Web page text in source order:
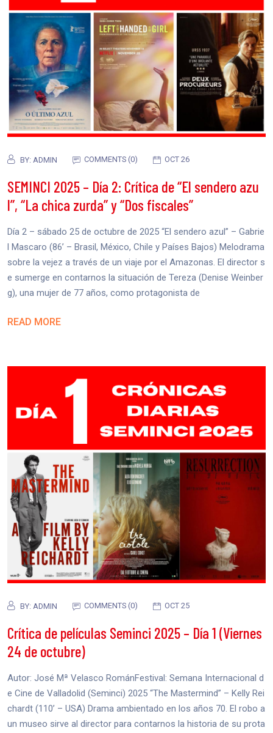
BY: ADMIN COMMENTS (0) OCT 26
SEMINCI 2025 – Día 2: Crítica de “El sendero azu
l”, “La chica zurda” y “Dos fiscales”
Día 2 – sábado 25 de octubre de 2025 “El sendero azul” – Gabrie
l Mascaro (86’ – Brasil, México, Chile y Países Bajos) Melodrama
sobre la vejez a través de un viaje por el Amazonas. El director s
e sumerge en contarnos la situación de Tereza (Denise Weinber
g), una mujer de 77 años, como protagonista de
READ MORE
BY: ADMIN COMMENTS (0) OCT 25
Crítica de películas Seminci 2025 – Día 1 (Viernes
24 de octubre)
Autor: José Mª Velasco RománFestival: Semana Internacional d
e Cine de Valladolid (Seminci) 2025 “The Mastermind” – Kelly Rei
chardt (110’ – USA) Drama ambientado en los años 70. El robo a
un museo sirve al director para contarnos la historia de su prota